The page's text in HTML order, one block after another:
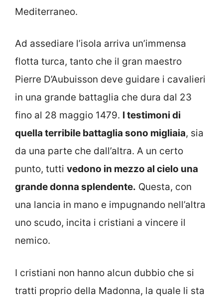
Mediterraneo.
Ad assediare l’isola arriva un’immensa
flotta turca, tanto che il gran maestro
Pierre D’Aubuisson deve guidare i cavalieri
in una grande battaglia che dura dal 23
fino al 28 maggio 1479. I testimoni di
quella terribile battaglia sono migliaia, sia
da una parte che dall’altra. A un certo
punto, tutti vedono in mezzo al cielo una
grande donna splendente. Questa, con
una lancia in mano e impugnando nell’altra
uno scudo, incita i cristiani a vincere il
nemico.
I cristiani non hanno alcun dubbio che si
tratti proprio della Madonna, la quale li sta